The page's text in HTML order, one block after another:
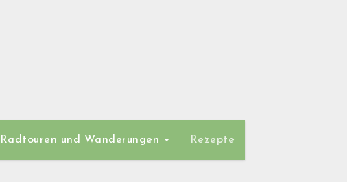
Radtouren und Wanderungen Rezepte